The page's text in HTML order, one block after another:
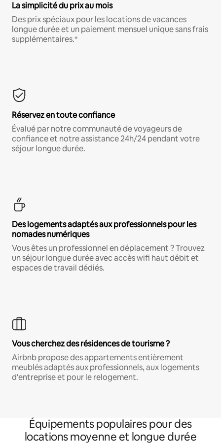
La simplicité du prix au mois
Des prix spéciaux pour les locations de vacances
longue durée et un paiement mensuel unique sans frais
supplémentaires.*
Réservez en toute confiance
Évalué par notre communauté de voyageurs de
confiance et notre assistance 24h/24 pendant votre
séjour longue durée.
Des logements adaptés aux professionnels pour les
nomades numériques
Vous êtes un professionnel en déplacement ? Trouvez
un séjour longue durée avec accès wifi haut débit et
espaces de travail dédiés.
Vous cherchez des résidences de tourisme ?
Airbnb propose des appartements entièrement
meublés adaptés aux professionnels, aux logements
d'entreprise et pour le relogement.
Équipements populaires pour des
locations moyenne et longue durée